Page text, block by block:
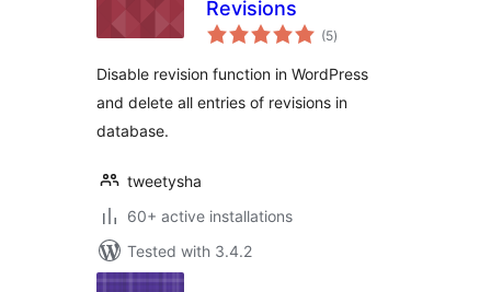
Revisions
(5total
ratings
)
Disable revision function in WordPress
and delete all entries of revisions in
database.
tweetysha
60+ active installations
Tested with 3.4.2